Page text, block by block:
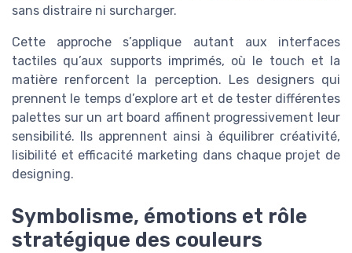
sans distraire ni surcharger.
Cette approche s’applique autant aux interfaces
tactiles qu’aux supports imprimés, où le touch et la
matière renforcent la perception. Les designers qui
prennent le temps d’explore art et de tester différentes
palettes sur un art board affinent progressivement leur
sensibilité. Ils apprennent ainsi à équilibrer créativité,
lisibilité et efficacité marketing dans chaque projet de
designing.
Symbolisme, émotions et rôle
stratégique des couleurs